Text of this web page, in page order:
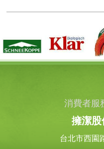
消費者服
擁潔股
台北市西園